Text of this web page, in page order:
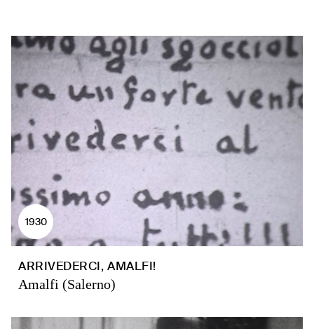
1930
ARRIVEDERCI, AMALFI!
Amalfi (Salerno)